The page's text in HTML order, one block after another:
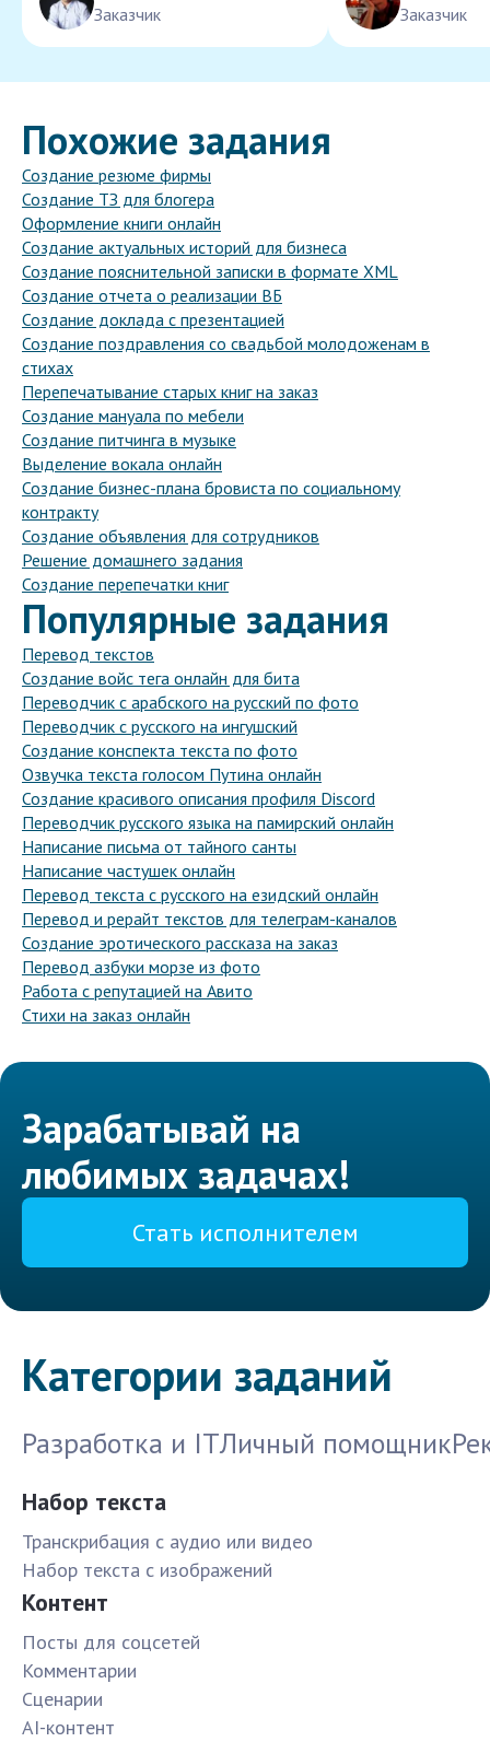
Заказчик
Заказчик
Похожие задания
Создание резюме фирмы
Создание ТЗ для блогера
Оформление книги онлайн
Создание актуальных историй для бизнеса
Создание пояснительной записки в формате XML
Создание отчета о реализации ВБ
Создание доклада с презентацией
Создание поздравления со свадьбой молодоженам в
стихах
Перепечатывание старых книг на заказ
Создание мануала по мебели
Создание питчинга в музыке
Выделение вокала онлайн
Создание бизнес-плана бровиста по социальному
контракту
Создание объявления для сотрудников
Решение домашнего задания
Создание перепечатки книг
Популярные задания
Перевод текстов
Создание войс тега онлайн для бита
Переводчик с арабского на русский по фото
Переводчик с русского на ингушский
Создание конспекта текста по фото
Озвучка текста голосом Путина онлайн
Создание красивого описания профиля Discord
Переводчик русского языка на памирский онлайн
Написание письма от тайного санты
Написание частушек онлайн
Перевод текста с русского на езидский онлайн
Перевод и рерайт текстов для телеграм-каналов
Создание эротического рассказа на заказ
Перевод азбуки морзе из фото
Работа с репутацией на Авито
Стихи на заказ онлайн
Зарабатывай на
любимых задачах!
Стать исполнителем
Категории заданий
Разработка и ITЛичный помощник
Набор текста
Транскрибация с аудио или видео
Набор текста с изображений
Контент
Посты для соцсетей
Комментарии
Сценарии
AI-контент